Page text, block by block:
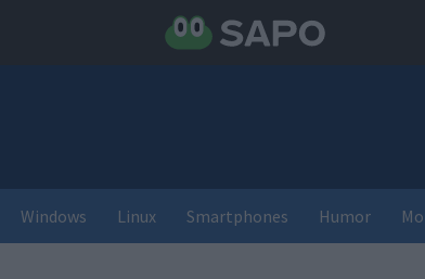
Windows Linux Smartphones Humor